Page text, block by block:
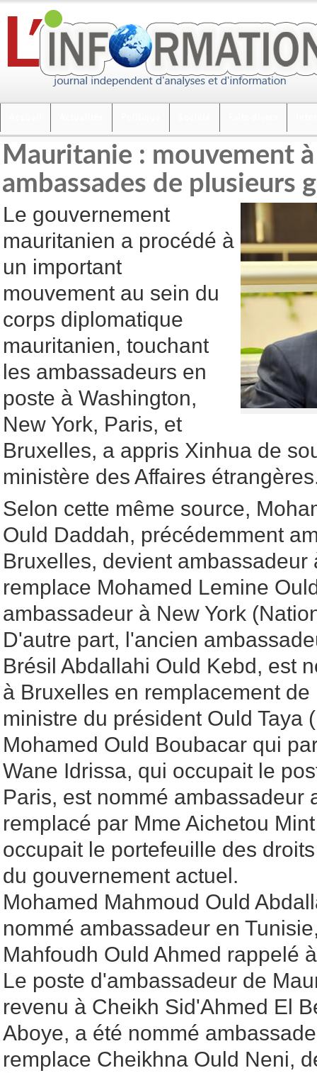
Mauritanie : mouvement
ambassades de plusieurs
Le gouvernement
mauritanien a procédé à
un important
mouvement au sein du
corps diplomatique
mauritanien, touchant
les ambassadeurs en
poste à Washington,
New York, Paris, et
Bruxelles, a appris Xinhua de
ministère des Affaires
Selon cette même source,
Ould Daddah, précédemment
Bruxelles, devient ambassadeur
remplace Mohamed Lemine
ambassadeur à New York
D'autre part, l'ancien
Brésil Abdallahi Ould Kebd, est
à Bruxelles en remplacement
ministre du président Ould Taya
Mohamed Ould Boubacar qui
Wane Idrissa, qui occupait le
Paris, est nommé ambassadeur
remplacé par Mme Aichetou
occupait le portefeuille des
du gouvernement actuel.
Mohamed Mahmoud Ould
nommé ambassadeur en
Mahfoudh Ould Ahmed rappelé
Le poste d'ambassadeur de
revenu à Cheikh Sid'Ahmed El
Aboye, a été nommé
remplace Cheikhna Ould Neni,